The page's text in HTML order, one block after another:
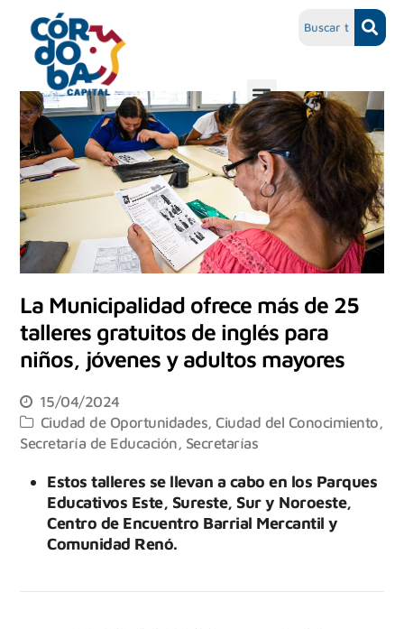
La Municipalidad ofrece más de 25
talleres gratuitos de inglés para
niños, jóvenes y adultos mayores
15/04/2024
Ciudad de Oportunidades ,Ciudad del Conocimiento
Secretaría de Educación Secretarías
Estos talleres se llevan a cabo en los Parques
Educativos Este, Sureste, Sur y Noroeste,
Centro de Encuentro Barrial Mercantil y
Comunidad Renó.